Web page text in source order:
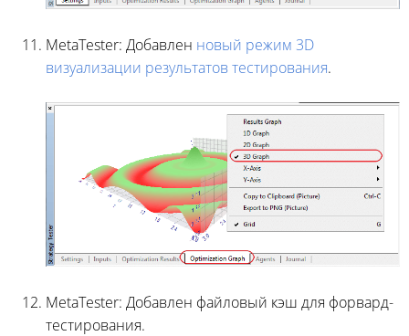
MetaTester: Добавлен новый режим 3D
визуализации результатов тестирования.
MetaTester: Добавлен файловый кэш для форвард-
тестирования.